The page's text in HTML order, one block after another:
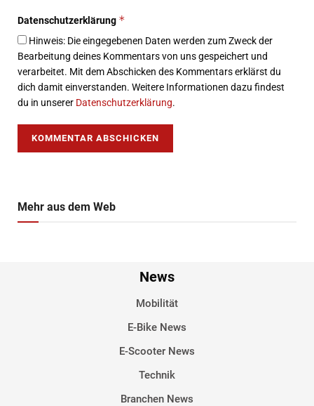
Datenschutzerklärung *
Hinweis: Die eingegebenen Daten werden zum Zweck der
Bearbeitung deines Kommentars von uns gespeichert und
verarbeitet. Mit dem Abschicken des Kommentars erklärst du
dich damit einverstanden. Weitere Informationen dazu findest
du in unserer Datenschutzerklärung.
Mehr aus dem Web
News
Mobilität
E-Bike News
E-Scooter News
Technik
Branchen News